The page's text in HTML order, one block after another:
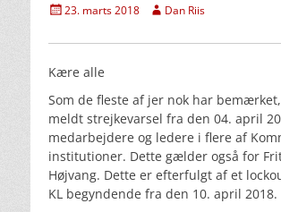
Udgivet
23. marts 2018 Forfatter
Dan Riis
Kære alle
Som de fleste af jer nok har
meldt strejkevarsel fra den 04. april
medarbejdere og ledere i flere af
institutioner. Dette gælder også for
Højvang. Dette er efterfulgt af et
KL begyndende fra den 10. april 2018.